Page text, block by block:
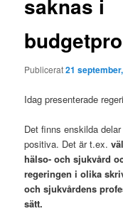
saknas i
Publicerat21
Idag presenterade
Det finns enskilda
positiva. Det är t.ex.
hälso- och sjukvård
regeringen i olika
och sjukvårdens
sätt.